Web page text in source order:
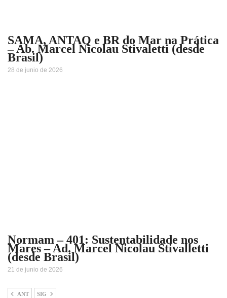
SAMA, ANTAQ e BR do Mar na Prática
– Ab. Marcel Nicolau Stivaletti (desde
Brasil)
28 de junio de 2026
Normam – 401: Sustentabilidade nos
Mares – Ad. Marcel Nicolau Stivalletti
(desde Brasil)
21 de junio de 2026
ANT SIG